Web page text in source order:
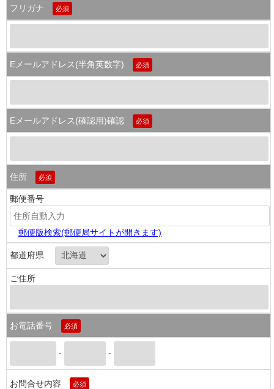
フリガナ 必須
Eメールアドレス(半角英数字) 必須
Eメールアドレス(確認用)確認 必須
住所 必須
郵便番号
郵便版検索(郵便局サイトが開きます)
都道府県
ご住所
お電話番号 必須
- -
お問合せ内容 必須